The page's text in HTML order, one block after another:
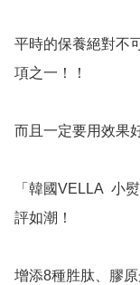
平時的保養絕對不
項之一！！
而且一定要用效果
「韓國VELLA  小
評如潮！
增添8種胜肽、膠